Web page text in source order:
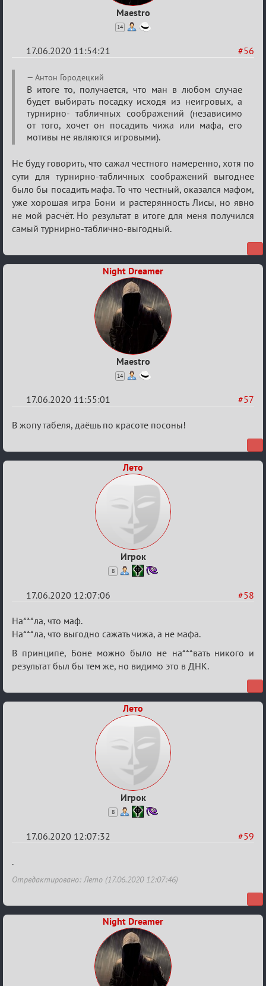
Maestro
14
#56
17.06.2020 11:54:21
Re:
Семейный
кубок
Антон Городецкий
В итоге то, получается, что ман в любом случае
будет выбирать посадку исходя из неигровых, а
турнирно- табличных соображений (независимо
от того, хочет он посадить чижа или мафа, его
мотивы не являются игровыми).
Не буду говорить, что сажал честного намеренно, хотя по
сути для турнирно-табличных соображений выгоднее
было бы посадить мафа. То что честный, оказался мафом,
уже хорошая игра Бони и растерянность Лисы, но явно
не мой расчёт. Но результат в итоге для меня получился
самый турнирно-таблично-выгодный.
Night Dreamer
Maestro
14
#57
17.06.2020 11:55:01
Re:
кубок
В жопу табеля, даёшь по красоте посоны!
Лето
Игрок
8
#58
17.06.2020 12:07:06
Re:
Семейный
кубок
На***ла, что маф.
На***ла, что выгодно сажать чижа, а не мафа.
В принципе, Боне можно было не на***вать никого и
результат был бы тем же, но видимо это в ДНК.
Лето
Игрок
8
#59
17.06.2020 12:07:32
Re:
Семейный
.
Отредактировано: Лето (17.06.2020 12:07:46)
Night Dreamer